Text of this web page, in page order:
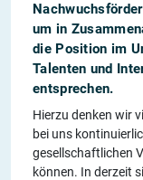
um in
die Position im
Talenten und
entsprechen.
Hierzu denken wir
bei uns
gesellschaftlichen
können. In derzeit